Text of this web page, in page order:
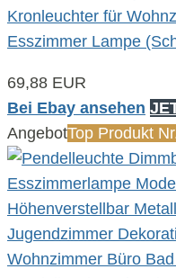
Kronleuchter für
Esszimmer Lampe
69,88 EUR
Bei Ebay ansehen
AngebotTop Produkt